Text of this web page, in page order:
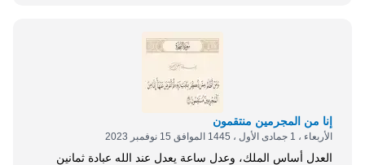
إنا من المجرمين منتقمون
الأربعاء ، 1 جمادى الأول ، 1445 الموافق 15 نوفمبر 2023
العدل أساس الملك، وعدل ساعة يعدل عند الله عبادة ثمانين